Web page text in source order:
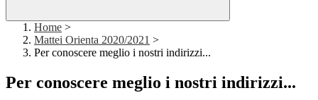
Home >
Mattei Orienta 2020/2021 >
Per conoscere meglio i nostri indirizzi...
Per conoscere meglio i nostri indirizzi...